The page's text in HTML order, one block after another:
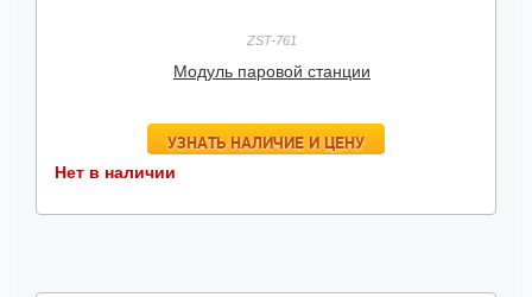
ZST-761
Модуль паровой станции
УЗНАТЬ НАЛИЧИЕ И ЦЕНУ
Нет в наличии